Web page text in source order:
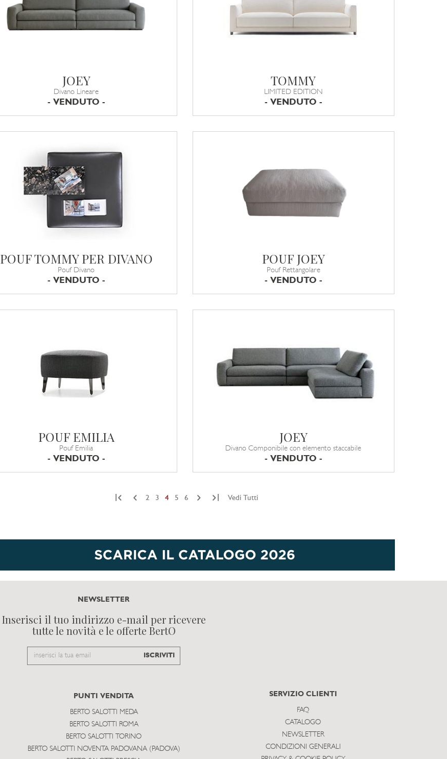
JOEY
Divano Lineare
- VENDUTO -
TOMMY
LIMITED EDITION
- VENDUTO -
POUF TOMMY PER DIVANO
Pouf Divano
- VENDUTO -
POUF JOEY
Pouf Rettangolare
- VENDUTO -
POUF EMILIA
Pouf Emilia
- VENDUTO -
JOEY
Divano Componibile con elemento staccabile
- VENDUTO -
2 3 4 5 6 Vedi Tutti
NEWSLETTER
Inserisci il tuo indirizzo e-mail per ricevere
tutte le novità e le offerte BertO
Email
ISCRIVITI
PUNTI VENDITA
BERTO SALOTTI MEDA
BERTO SALOTTI ROMA
BERTO SALOTTI TORINO
BERTO SALOTTI NOVENTA PADOVANA (PADOVA)
SERVIZIO CLIENTI
FAQ
CATALOGO
NEWSLETTER
CONDIZIONI GENERALI